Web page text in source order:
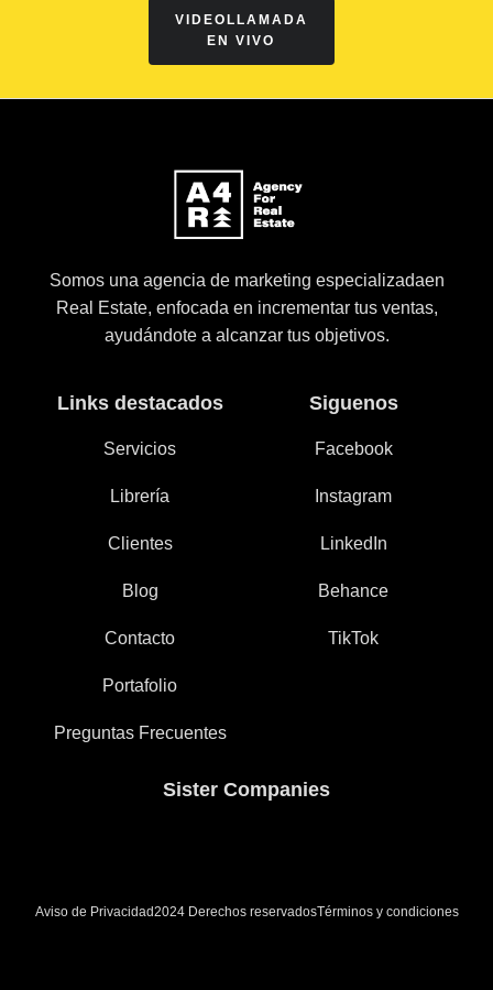
VIDEOLLAMADA
EN VIVO
Somos una agencia de marketing especializadaen
Real Estate, enfocada en incrementar tus ventas,
ayudándote a alcanzar tus objetivos.
Links destacados
Servicios
Librería
Clientes
Blog
Contacto
Portafolio
Preguntas Frecuentes
Siguenos
Facebook
Instagram
LinkedIn
Behance
TikTok
Sister Companies
Aviso de Privacidad2024 Derechos reservadosTérminos y condiciones